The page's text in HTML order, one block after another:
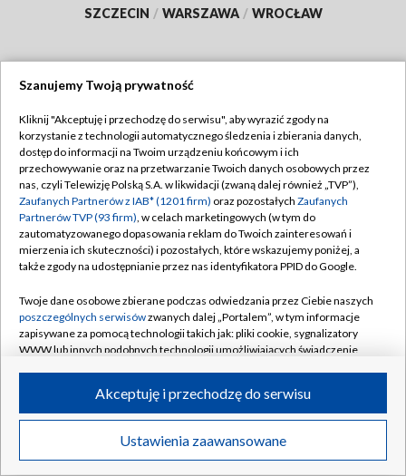
SZCZECIN / WARSZAWA / WROCŁAW
TVP
Abonament TVP
Emisja w TVP
Centrum informacji TVP
Naziemna Telewizja Cyfrowa
Rada Programowa
System NOS
Informacje o nadawcy
Program dla prasy
Ogłoszenie przetargowe
Regulamin TVP
Polityka prywatności
Moje zgody
Pomoc
Kontakt
Kanały
©2026 Telewizja Polska S.A. w likwidacji
Szanujemy Twoją prywatność
Kliknij "Akceptuję i przechodzę do serwisu", aby wyrazić zgody na
korzystanie z technologii automatycznego śledzenia i zbierania danych,
dostęp do informacji na Twoim urządzeniu końcowym i ich
przechowywanie oraz na przetwarzanie Twoich danych osobowych przez
nas, czyli Telewizję Polską S.A. w likwidacji (zwaną dalej również „TVP”),
Zaufanych Partnerów z IAB* (1201 firm) oraz pozostałych Zaufanych
Partnerów TVP (93 firm), w celach marketingowych (w tym do
zautomatyzowanego dopasowania reklam do Twoich zainteresowań i
mierzenia ich skuteczności) i pozostałych, które wskazujemy poniżej, a
także zgody na udostępnianie przez nas identyfikatora PPID do Google.
Twoje dane osobowe zbierane podczas odwiedzania przez Ciebie naszych
poszczególnych serwisówzwanych dalej „Portalem”, w tym informacje
zapisywane za pomocą technologii takich jak: pliki cookie, sygnalizatory
WWW lub innych podobnych technologii umożliwiających świadczenie
ruchu w Internecie.
Twoje dane osobowe zbierane podczas odwiedzania przez Ciebie
poszczególnych serwisówna Portalu, takie jak adresy IP, identyfikatory
Ustawienia zaawansowane
Akceptuję i przechodzę do serwisu